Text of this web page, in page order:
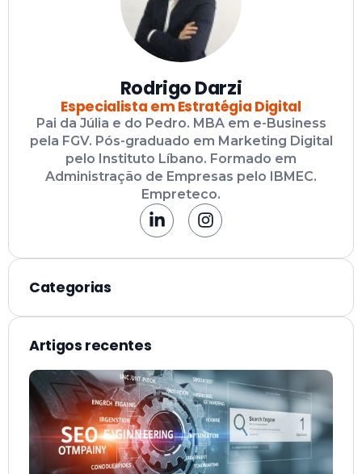
Rodrigo Darzi
Especialista em Estratégia Digital
Pai da Júlia e do Pedro. MBA em e-Business
pela FGV. Pós-graduado em Marketing Digital
pelo Instituto Líbano. Formado em
Administração de Empresas pelo IBMEC.
Empreteco.
Categorias
Artigos recentes